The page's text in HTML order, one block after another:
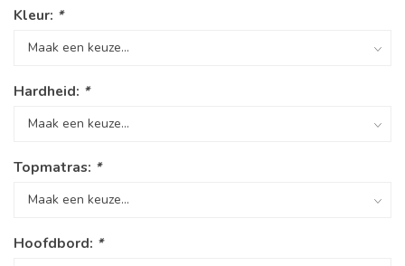
Kleur: *
Hardheid: *
Topmatras: *
Hoofdbord: *